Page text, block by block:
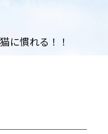
に慣れる！！